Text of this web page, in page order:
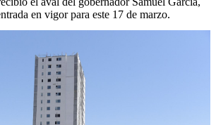
en vigor para este 17 de marzo.